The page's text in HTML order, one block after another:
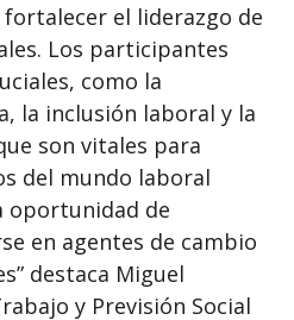
el liderazgo de
Los participantes
como la
la inclusión laboral y la
son vitales para
del mundo laboral
oportunidad de
en agentes de cambio
destaca Miguel
y Previsión Social